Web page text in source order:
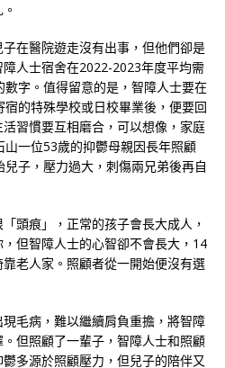
在醫院遊走沒有出事，但他們卻是
人士宿舍在2022-2023年度平均需
字。值得留意的是，智障人士要在
的特殊學校或日校畢業後，便要回
習慣要互相磨合，可以想像，家庭
一位53歲的抑鬱母親因長年照顧
子，壓力過大，刺傷兩兄弟後再自
頭痕」，正常的孩子會長大成人，
但智障人士的心智卻不會長大，14
老人家。照顧者從一開始便沒有選
毛病，難以繼續肩負重擔，將智障
但照顧了一輩子，智障人士和照顧
多源於照顧壓力，但兒子的陪伴又